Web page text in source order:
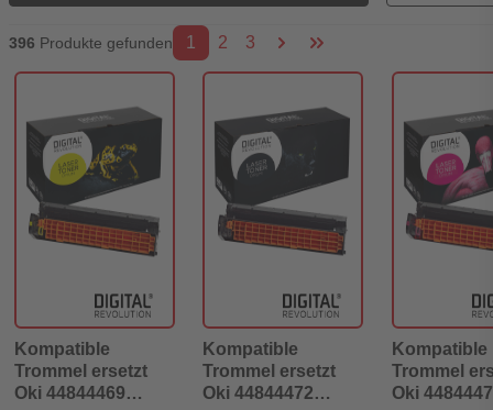
396 Produkte gefunden 1 2 3
Kompatible
Trommel ersetzt
Oki 44844469
Kompatible
Trommel ersetzt
Oki 44844472
Kompatible
Trommel
Oki